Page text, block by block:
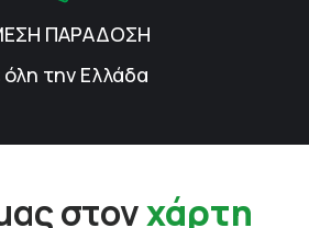
ΠΑΡΑΔΟΣΗ
όλη την Ελλάδα
στονχάρτη